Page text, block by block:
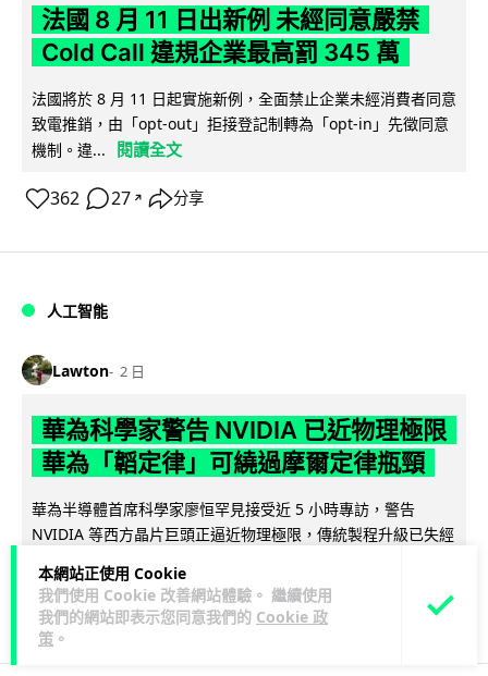
本網站正使用 Cookie
我們使用 Cookie 改善網站體驗。 繼續使用
我們的網站即表示您同意我們的 Cookie 政
策 。
法國 8 月 11 日出新例 未經同意嚴禁
Cold Call 違規企業最高罰 345 萬
法國將於 8 月 11 日起實施新例，全面禁止企業未經消費者同意
致電推銷，由「opt-out」拒接登記制轉為「opt-in」先徵同意
機制。違...
閱讀全文
362 27 ↗ 分享
人工智能
Lawton 2 日
華為科學家警告 NVIDIA 已近物理極限
華為「韜定律」可繞過摩爾定律瓶頸
華為半導體首席科學家廖恒罕見接受近 5 小時專訪，警告
NVIDIA 等西方晶片巨頭正逼近物理極限，傳統製程升級已失經
濟效益。他同時介紹華為...
1,593 602↗ 分享